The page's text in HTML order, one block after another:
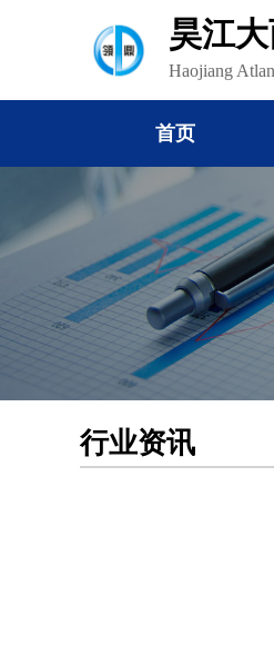
昊江
Haojiang
首页
行业资讯